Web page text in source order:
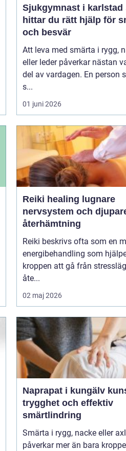
Sjukgymnast i karlstad så
hittar du rätt hjälp för
och besvär
Att leva med smärta i rygg,
eller leder påverkar nästan
del av vardagen. En person
s...
01 juni 2026
Reiki healing lugnare
nervsystem och
återhämtning
Reiki beskrivs ofta som en
energibehandling som
kroppen att gå från
åte...
02 maj 2026
Naprapat i kungälv kunskap,
trygghet och effektiv
smärtlindring
Smärta i rygg, nacke eller
påverkar mer än bara